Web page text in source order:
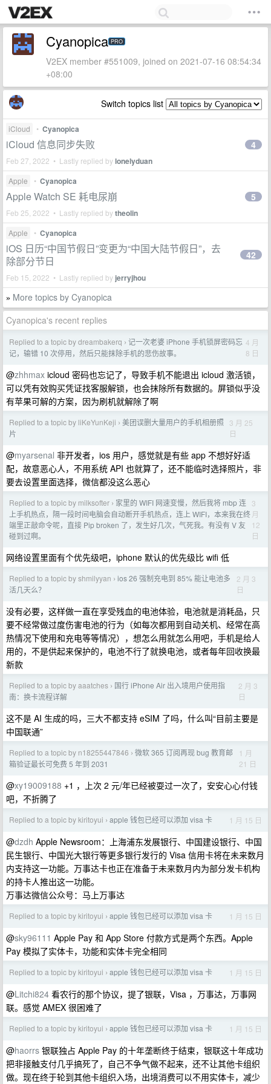
Cyanopica PRO
V2EX member #551009, joined on 2021-07-16 08:54:34
+08:00
Switch topics list
iCloud • Cyanopica
iCloud 信息同步失败
Feb 27, 2022 • Lastly replied bylonelyduan
4
Apple • Cyanopica
Apple Watch SE 耗电尿崩
Feb 25, 2022 • Lastly replied bytheolin
5
Apple • Cyanopica
iOS 日历“中国节假日”变更为“中国大陆节假日”，去
除部分节日
Feb 15, 2022 • Lastly replied by jerryjhou
42
» More topics by Cyanopica
Cyanopica's recent replies
Replied to a topic by dreambakerq › 记一次老婆 iPhone 手机锁屏密码忘
记，输错 10 次停用，然后只能抹除手机的悲伤故事。
4 月
8 日
@zhhmax icloud 密码也忘记了，导致手机不能退出 icloud 激活锁，
可以凭有效购买凭证找客服解锁，也会抹除所有数据的。屏锁似乎没
有苹果可解的方案，因为刷机就解除了啊
Replied to a topic by liKeYunKeji › 美团误删大量用户的手机相册照
片
3 月 25
日
@myarsenal 非开发者，ios 用户，感觉就是有些 app 不想好好适
配，故意恶心人，不用系统 API 也就算了，还不能临时选择照片，非
要去设置里面选择，微信都没这么恶心
Replied to a topic by milksofter › 家里的 WIFI 网速变慢，然后我将 mbp 连
上手机热点，隔一段时间电脑会自动断开手机热点，连上 WIFI，本来我在终
端里正敲命令呢，直接 Pip broken 了，发生好几次，气死我。有没有 V 友
碰到过啊。
3
月
12
日
网络设置里面有个优先级吧，iphone 默认的优先级比 wifi 低
Replied to a topic by shmilyyan › ios 26 强制充电到 85% 能让电池多
活几天么？
2 月 3
日
没有必要，这样做一直在享受残血的电池体验，电池就是消耗品，只
要不经常做过度伤害电池的行为（如每次都用到自动关机、经常在高
热情况下使用和充电等等情况），想怎么用就怎么用吧，手机是给人
用的，不是供起来保护的，电池不行了就换电池，或者每年回收换最
新款
Replied to a topic by aaatches › 国行 iPhone Air 出入境用户使用指
南：换卡流程详解
2 月 3
日
这不是 AI 生成的吗，三大不都支持 eSIM 了吗，什么叫“目前主要是
中国联通”
Replied to a topic by n18255447846 › 微软 365 订阅再现 bug 教育邮
箱验证最长可免费 5 年到 2031
1 月
21 日
@xy19009188 +1 ，上次 2 元/年已经被耍过一次了，安安心心付钱
吧，不折腾了
Replied to a topic by kiritoyui › apple 钱包已经可以添加 visa 卡 1 月 15 日
@dzdh Apple Newsroom：上海浦东发展银行、中国建设银行、中国
民生银行、中国光大银行等更多银行发行的 Visa 信用卡将在未来数月
内支持这一功能。万事达卡也正在准备于未来数月内为部分发卡机构
的持卡人推出这一功能。
万事达微信公众号：马上万事达
Replied to a topic by kiritoyui › apple 钱包已经可以添加 visa 卡 1 月 15 日
@sky96111 Apple Pay 和 App Store 付款方式是两个东西。Apple
Pay 模拟了实体卡，功能和实体卡完全相同
Replied to a topic by kiritoyui › apple 钱包已经可以添加 visa 卡 1 月 15 日
@Litchi824 看农行的那个协议，提了银联，Visa ，万事达，万事网
联。感觉 AMEX 很困难了
Replied to a topic by kiritoyui › apple 钱包已经可以添加 visa 卡 1 月 15 日
@haorrs 银联独占 Apple Pay 的十年垄断终于结束，银联这十年成功
把非接触支付几乎搞死了，自己不争气做不起来，还不让其他卡组织
做。现在终于轮到其他卡组织入场，出境消费可以不用实体卡，减少